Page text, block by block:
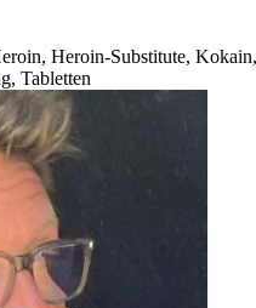
Heroin-Substitute, Kokain,
Tabletten